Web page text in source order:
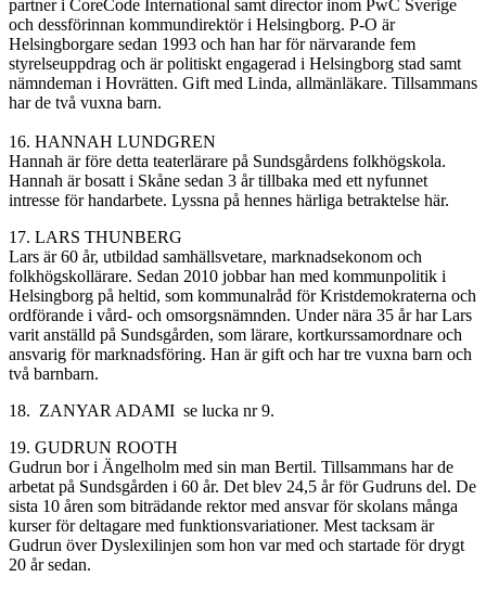
partner i CoreCode International samt director inom PwC Sverige
och dessförinnan kommundirektör i Helsingborg. P-O är
Helsingborgare sedan 1993 och han har för närvarande fem
styrelseuppdrag och är politiskt engagerad i Helsingborg stad samt
nämndeman i Hovrätten. Gift med Linda, allmänläkare. Tillsammans
har de två vuxna barn.
16. HANNAH LUNDGREN
Hannah är före detta teaterlärare på Sundsgårdens folkhögskola.
Hannah är bosatt i Skåne sedan 3 år tillbaka med ett nyfunnet
intresse för handarbete. Lyssna på hennes härliga betraktelse här.
17. LARS THUNBERG
Lars är 60 år, utbildad samhällsvetare, marknadsekonom och
folkhögskollärare. Sedan 2010 jobbar han med kommunpolitik i
Helsingborg på heltid, som kommunalråd för Kristdemokraterna och
ordförande i vård- och omsorgsnämnden. Under nära 35 år har Lars
varit anställd på Sundsgården, som lärare, kortkurssamordnare och
ansvarig för marknadsföring. Han är gift och har tre vuxna barn och
två barnbarn.
18. ZANYAR ADAMI se lucka nr 9.
19. GUDRUN ROOTH
Gudrun bor i Ängelholm med sin man Bertil. Tillsammans har de
arbetat på Sundsgården i 60 år. Det blev 24,5 år för Gudruns del. De
sista 10 åren som biträdande rektor med ansvar för skolans många
kurser för deltagare med funktionsvariationer. Mest tacksam är
Gudrun över Dyslexilinjen som hon var med och startade för drygt
20 år sedan.